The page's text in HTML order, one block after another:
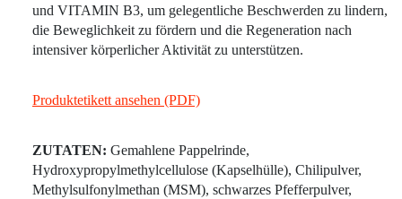
und VITAMIN B3, um gelegentliche Beschwerden zu lindern,
die Beweglichkeit zu fördern und die Regeneration nach
intensiver körperlicher Aktivität zu unterstützen.
Produktetikett ansehen (PDF)
ZUTATEN: Gemahlene Pappelrinde,
Hydroxypropylmethylcellulose (Kapselhülle), Chilipulver,
Methylsulfonylmethan (MSM), schwarzes Pfefferpulver,